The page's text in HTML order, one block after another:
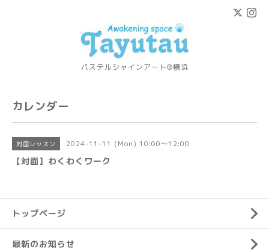
パステルシャインアート®横浜
カレンダー
対面レッスン 2024-11-11 (Mon) 10:00～12:00
【対面】わくわくワーク
トップページ
最新のお知らせ